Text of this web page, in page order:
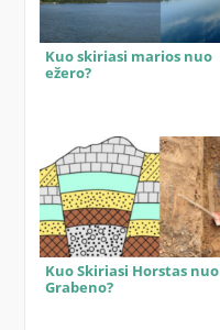
Kuo skiriasi marios nuo
ežero?
Kuo Skiriasi Horstas nuo
Grabeno?